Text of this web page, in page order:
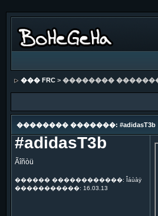
��� FRC> ��������
�������� �������: #adidasT3b
#adidasT3b
Ãîñòü
������ ������������: Îáùàÿ
�����������: 16.03.13